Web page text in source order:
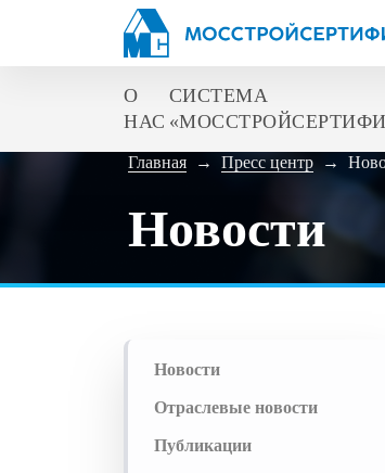
О
НАС
СИСТЕМА
Главная → Пресс центр →
Новости
Новости
Отраслевые новости
Публикации